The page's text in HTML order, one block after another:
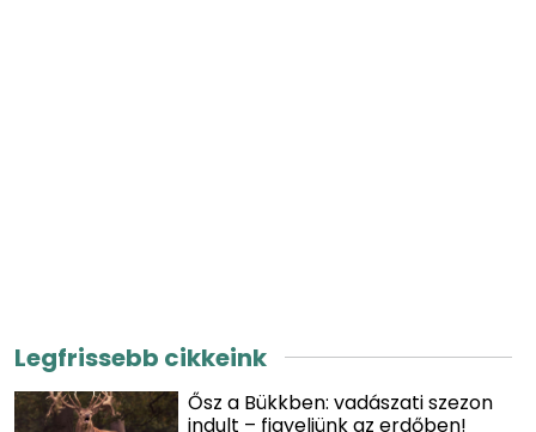
Legfrissebb cikkeink
Ősz a Bükkben: vadászati szezon
indult – figyeljünk az erdőben!